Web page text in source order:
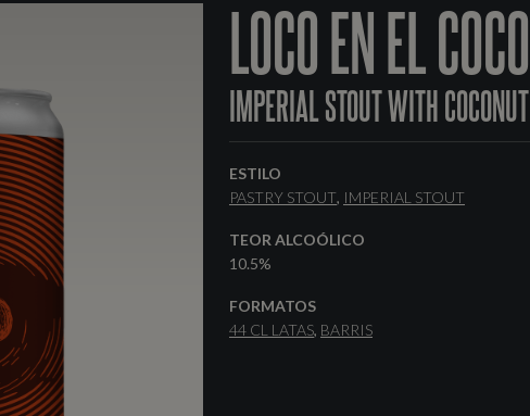
LOCO EN EL COCO
IMPERIAL STOUT WITH COCONUT
ESTILO
PASTRY STOUT IMPERIAL STOUT
TEOR ALCOÓLICO
10.5%
FORMATOS
44 CL LATAS BARRIS